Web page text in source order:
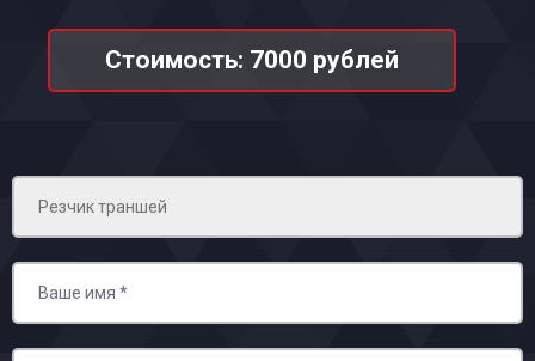
Стоимость: 7000 рублей